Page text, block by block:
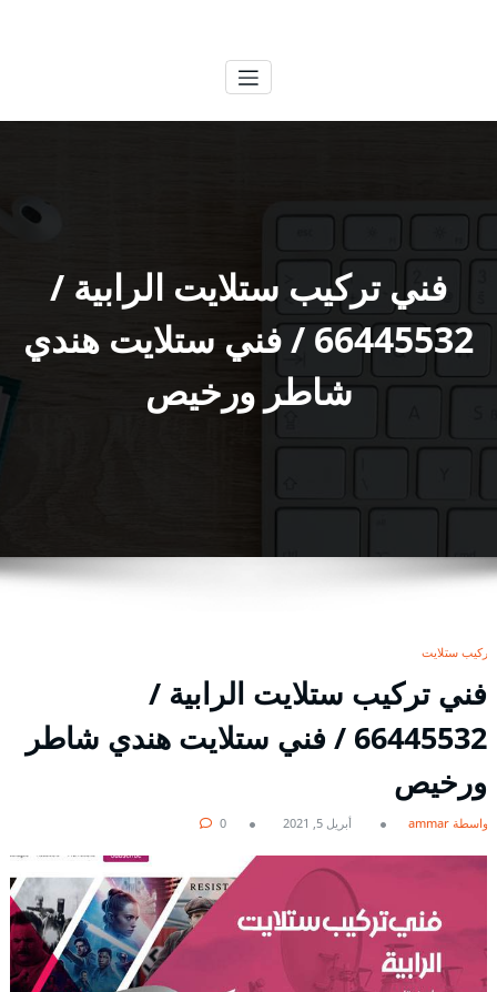
فني تركيب ستلايت الرابية /
66445532 / فني ستلايت هندي
شاطر ورخيص
تركيب ستلايت
فني تركيب ستلايت الرابية /
66445532 / فني ستلايت هندي شاطر
ورخيص
بواسطة ammar أبريل 5, 2021 0